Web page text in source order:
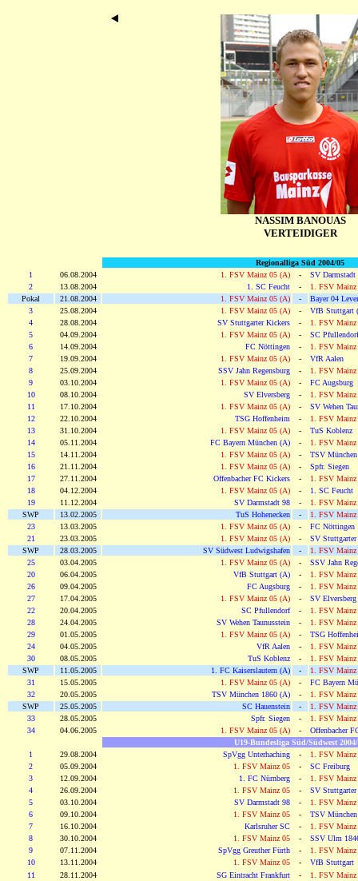
NASSIM BANOUAS
VERTEIDIGER
Regionalliga Süd 2004/05
1
06.08.2004 1. FSV Mainz 05 (A) -
SV Darmstadt
2
13.08.2004 1. SC Feucht -
1. FSV
Pokal
21.08.2004 1. FSV Mainz 05 (A) -
Bayer 04
3
25.08.2004 1. FSV Mainz 05 (A) -
VfB Stuttgart
4
28.08.2004 SV Stuttgarter Kickers -
1. FSV
5
04.09.2004 1. FSV Mainz 05 (A) -
SC Pfullendorf
6
14.09.2004 FC Nöttingen -
1. FSV
7
19.09.2004 1. FSV Mainz 05 (A) -
VfR Aalen
8
25.09.2004 SSV Jahn Regensburg -
1. FSV
9
03.10.2004 1. FSV Mainz 05 (A) -
FC Augsburg
10
08.10.2004 SV Elversberg -
1. FSV
11
17.10.2004 1. FSV Mainz 05 (A) -
SV Wehen
12
22.10.2004 TSG Hoffenheim -
1. FSV
13
31.10.2004 1. FSV Mainz 05 (A) -
TuS Koblenz
14
05.11.2004 FC Bayern München (A) -
1. FSV
15
14.11.2004 1. FSV Mainz 05 (A) -
TSV
16
21.11.2004 1. FSV Mainz 05 (A) -
Spfr. Siegen
17
27.11.2004 Offenbacher FC Kickers -
1. FSV
18
04.12.2004 1. FSV Mainz 05 (A) -
1. SC Feucht
19
11.12.2004 SV Darmstadt 98 -
1. FSV
SWP
13.02.2005 TuS Hohenecken -
1. FSV
23
13.03.2005 1. FSV Mainz 05 (A) -
FC Nöttingen
21
23.03.2005 1. FSV Mainz 05 (A) -
SV
SWP
28.03.2005 SV Südwest Ludwigshafen -
1. FSV
25
03.04.2005 1. FSV Mainz 05 (A) -
SSV Jahn
20
06.04.2005 VfB Stuttgart (A) -
1. FSV
26
09.04.2005 FC Augsburg -
1. FSV
27
17.04.2005 1. FSV Mainz 05 (A) -
SV Elversberg
22
20.04.2005 SC Pfullendorf -
1. FSV
28
24.04.2005 SV Wehen Taunusstein -
1. FSV
29
01.05.2005 1. FSV Mainz 05 (A) -
TSG
24
04.05.2005 VfR Aalen -
1. FSV
30
08.05.2005 TuS Koblenz -
1. FSV
SWP
11.05.2005 1. FC Kaiserslautern (A) -
1. FSV
31
15.05.2005 1. FSV Mainz 05 (A) -
FC Bayern
32
20.05.2005 TSV München 1860 (A) -
1. FSV
SWP
25.05.2005 SC Hauenstein -
1. FSV
33
28.05.2005 Spfr. Siegen -
1. FSV
34
04.06.2005 1. FSV Mainz 05 (A) -
Offenbacher
U19-Bundesliga Süd/Südwest
1
29.08.2004 SpVgg Unterhaching -
1. FSV Mainz
2
05.09.2004 1. FSV Mainz 05 -
SC Freiburg
3
12.09.2004 1. FC Nürnberg -
1. FSV Mainz
4
26.09.2004 1. FSV Mainz 05 -
SV
5
03.10.2004 SV Darmstadt 98 -
1. FSV Mainz
6
09.10.2004 1. FSV Mainz 05 -
TSV
7
16.10.2004 Karlsruher SC -
1. FSV Mainz
8
30.10.2004 1. FSV Mainz 05 -
SSV Ulm
9
07.11.2004 SpVgg Greuther Fürth -
1. FSV Mainz
10
13.11.2004 1. FSV Mainz 05 -
VfB Stuttgart
11
28.11.2004 SG Eintracht Frankfurt -
1. FSV Mainz